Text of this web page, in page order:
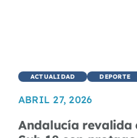
ACTUALIDAD DEPORTE
ABRIL 27, 2026
Andalucía